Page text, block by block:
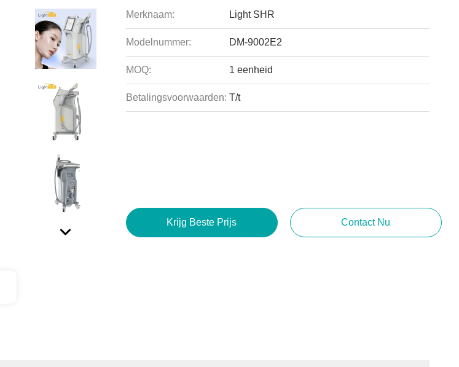
Merknaam: Light SHR
Modelnummer: DM-9002E2
MOQ: 1 eenheid
Betalingsvoorwaarden: T/t
Krijg Beste Prijs Contact Nu